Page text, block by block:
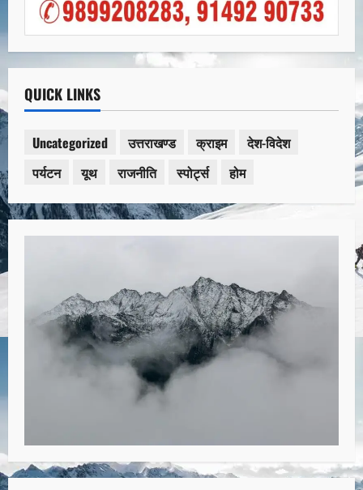
QUICK LINKS
Uncategorized उत्तराखण्ड क्राइम
देश-विदेश
पर्यटन
यूथ राजनीति स्पोर्ट्स होम